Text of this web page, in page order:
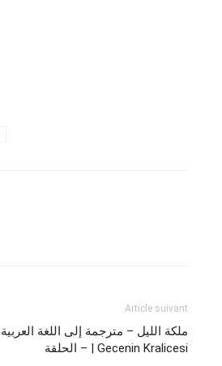
Article suivant
– الحلقة | Gecenin Kralicesi